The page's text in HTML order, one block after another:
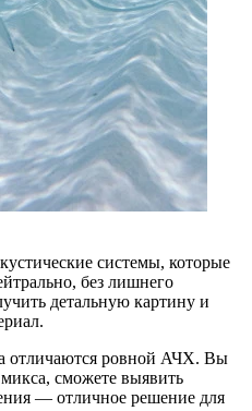
системы, которые
без лишнего
детальную картину и
отличаются ровной АЧХ. Вы
сможете выявить
— отличное решение для